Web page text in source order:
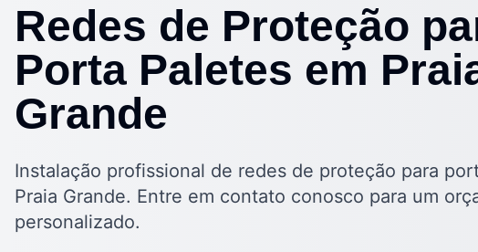
Redes de Proteção
Porta Paletes em
Grande
Instalação profissional de redes de proteção para
Praia Grande. Entre em contato conosco para um
personalizado.